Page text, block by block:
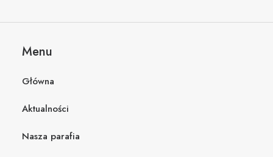
Menu
Główna
Aktualności
Nasza parafia